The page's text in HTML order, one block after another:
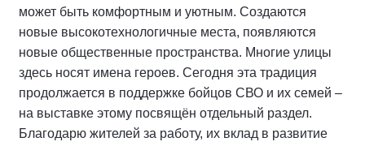
может быть комфортным и уютным. Создаются
новые высокотехнологичные места, появляются
новые общественные пространства. Многие улицы
здесь носят имена героев. Сегодня эта традиция
продолжается в поддержке бойцов СВО и их семей –
на выставке этому посвящён отдельный раздел.
Благодарю жителей за работу, их вклад в развитие